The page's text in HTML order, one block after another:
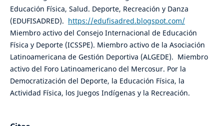
Educación Física, Salud. Deporte, Recreación y Danza
(EDUFISADRED). https://edufisadred.blogspot.com/
Miembro activo del Consejo Internacional de Educación
Física y Deporte (ICSSPE). Miembro activo de la Asociación
Latinoamericana de Gestión Deportiva (ALGEDE). Miembro
activo del Foro Latinoamericano del Mercosur. Por la
Democratización del Deporte, la Educación Física, la
Actividad Física, los Juegos Indígenas y la Recreación.